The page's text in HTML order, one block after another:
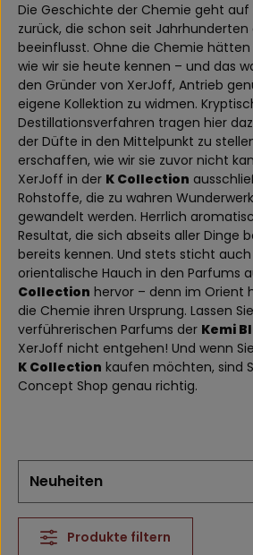
Die Geschichte der Chemie geht
zurück, die schon seit
beeinflusst. Ohne die Chemie hätten
wie wir sie heute kennen – und das
den Gründer von XerJoff, Antrieb
eigene Kollektion zu widmen.
Destillationsverfahren tragen hier
der Düfte in den Mittelpunkt zu
erschaffen, wie wir sie zuvor nicht
XerJoff in der K Collection
Rohstoffe, die zu wahren
gewandelt werden. Herrlich
Resultat, die sich abseits aller Dinge
bereits kennen. Und stets sticht
orientalische Hauch in den Parfums
Collection hervor – denn im Orient
die Chemie ihren Ursprung. Lassen
verführerischen Parfums der Kemi
XerJoff nicht entgehen! Und wenn
K Collection kaufen möchten, sind
Concept Shop genau richtig.
Produkte filtern